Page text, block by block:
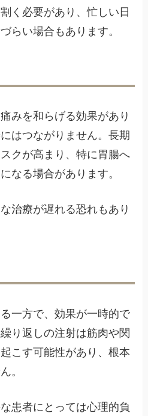
く必要があり、忙しい日
らい場合もあります。
みを和らげる効果があり
はつながりません。長期
クが高まり、特に胃腸へ
なる場合があります。
治療が遅れる恐れもあり
一方で、効果が一時的で
り返しの注射は筋肉や関
こす可能性があり、根本
。
患者にとっては心理的負